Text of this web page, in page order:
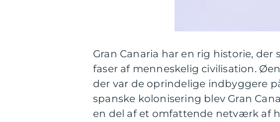
Gran Canaria har en rig historie,
faser af menneskelig civilisation.
der var de oprindelige indbyggere
spanske kolonisering blev Gran
en del af et omfattende netværk af